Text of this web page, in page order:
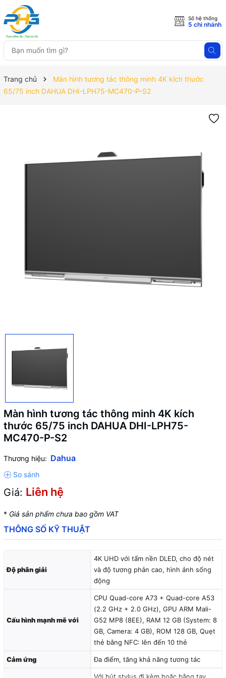
Số hệ thống
5 chi nhánh
Trang chủ
Màn hình tương tác thông minh 4K kích thước
65/75 inch DAHUA DHI-LPH75-MC470-P-S2
Màn hình tương tác thông minh 4K kích
thước 65/75 inch DAHUA DHI-LPH75-
MC470-P-S2
Thương hiệu: Dahua
Giá: Liên hệ
* Giá sản phẩm chưa bao gồm VAT
THÔNG SỐ KỸ THUẬT
Độ phân giải
4K UHD với tấm nền DLED, cho độ nét
và độ tương phản cao, hình ảnh sống
động
Cấu hình mạnh mẽ với
CPU Quad-core A73 + Quad-core A53
(2.2 GHz + 2.0 GHz), GPU ARM Mali-
G52 MP8 (8EE), RAM 12 GB (System: 8
GB, Camera: 4 GB), ROM 128 GB, Quẹt
thẻ bằng NFC: lên đến 10 thẻ
Cảm ứng Đa điểm, tăng khả năng tương tác